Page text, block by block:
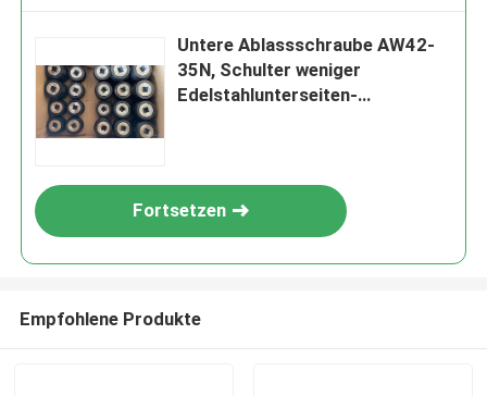
Untere Ablassschraube AW42-
35N, Schulter weniger
Edelstahlunterseiten-
Fortsetzen
Empfohlene Produkte